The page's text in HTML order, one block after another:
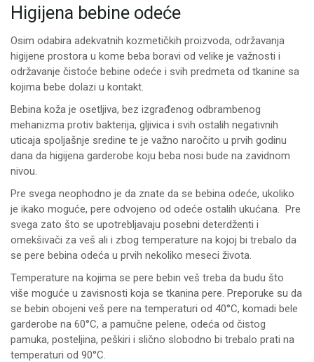
Higijena bebine odeće
Osim odabira adekvatnih kozmetičkih proizvoda, održavanja
higijene prostora u kome beba boravi od velike je važnosti i
održavanje čistoće bebine odeće i svih predmeta od tkanine sa
kojima bebe dolazi u kontakt.
Bebina koža je osetljiva, bez izgrađenog odbrambenog
mehanizma protiv bakterija, gljivica i svih ostalih negativnih
uticaja spoljašnje sredine te je važno naročito u prvih godinu
dana da higijena garderobe koju beba nosi bude na zavidnom
nivou.
Pre svega neophodno je da znate da se bebina odeće, ukoliko
je ikako moguće, pere odvojeno od odeće ostalih ukućana. Pre
svega zato što se upotrebljavaju posebni deterdženti i
omekšivači za veš ali i zbog temperature na kojoj bi trebalo da
se pere bebina odeća u prvih nekoliko meseci života.
Temperature na kojima se pere bebin veš treba da budu što
više moguće u zavisnosti koja se tkanina pere. Preporuke su da
se bebin obojeni veš pere na temperaturi od 40°C, komadi bele
garderobe na 60°C, a pamučne pelene, odeća od čistog
pamuka, posteljina, peškiri i slično slobodno bi trebalo prati na
temperaturi od 90°C.